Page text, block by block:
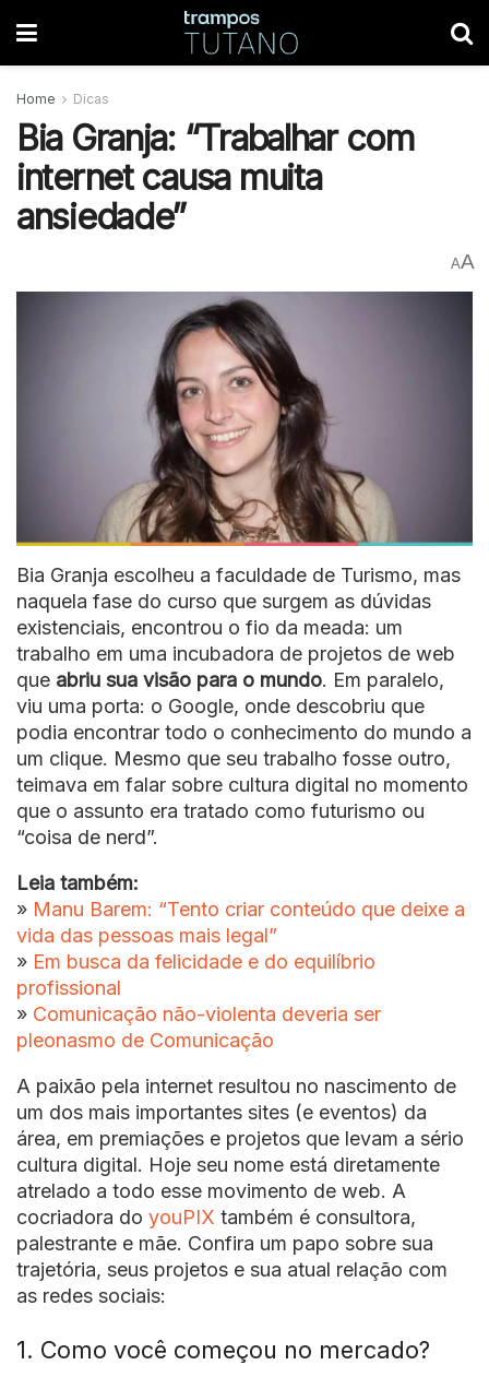
Home Dicas
Bia Granja: “Trabalhar com
internet causa muita
ansiedade”
AA
Bia Granja escolheu a faculdade de Turismo, mas
naquela fase do curso que surgem as dúvidas
existenciais, encontrou o fio da meada: um
trabalho em uma incubadora de projetos de web
que abriu sua visão para o mundo. Em paralelo,
viu uma porta: o Google, onde descobriu que
podia encontrar todo o conhecimento do mundo a
um clique. Mesmo que seu trabalho fosse outro,
teimava em falar sobre cultura digital no momento
que o assunto era tratado como futurismo ou
“coisa de nerd”.
Leia também:
» Manu Barem: “Tento criar conteúdo que deixe a
vida das pessoas mais legal”
» Em busca da felicidade e do equilíbrio
profissional
» Comunicação não-violenta deveria ser
pleonasmo de Comunicação
A paixão pela internet resultou no nascimento de
um dos mais importantes sites (e eventos) da
área, em premiações e projetos que levam a sério
cultura digital. Hoje seu nome está diretamente
atrelado a todo esse movimento de web. A
cocriadora do youPIX também é consultora,
palestrante e mãe. Confira um papo sobre sua
trajetória, seus projetos e sua atual relação com
as redes sociais:
1. Como você começou no mercado?